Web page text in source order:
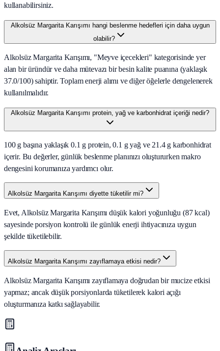
kullanabilirsiniz.
Alkolsüz Margarita Karışımı hangi beslenme hedefleri için daha uygun
olabilir?
Alkolsüz Margarita Karışımı, "Meyve içecekleri" kategorisinde yer
alan bir üründür ve daha mütevazı bir besin kalite puanına (yaklaşık
37.0/100) sahiptir. Toplam enerji alımı ve diğer öğelerle dengelenerek
kullanılmalıdır.
Alkolsüz Margarita Karışımı protein, yağ ve karbonhidrat içeriği nedir?
100 g başına yaklaşık 0.1 g protein, 0.1 g yağ ve 21.4 g karbonhidrat
içerir. Bu değerler, günlük beslenme planınızı oluştururken makro
dengesini korumanıza yardımcı olur.
Alkolsüz Margarita Karışımı diyette tüketilir mi?
Evet, Alkolsüz Margarita Karışımı düşük kalori yoğunluğu (87 kcal)
sayesinde porsiyon kontrolü ile günlük enerji ihtiyacınıza uygun
şekilde tüketilebilir.
Alkolsüz Margarita Karışımı zayıflamaya etkisi nedir?
Alkolsüz Margarita Karışımı zayıflamaya doğrudan bir mucize etkisi
yapmaz; ancak düşük porsiyonlarda tüketilerek kalori açığı
oluşturmanıza katkı sağlayabilir.